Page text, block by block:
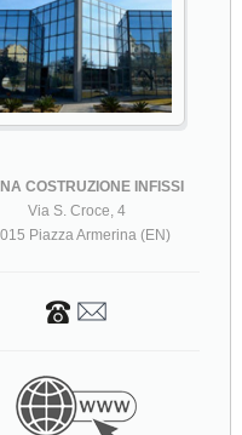
COSTRUZIONE INFISSI
Via S. Croce, 4
Piazza Armerina (EN)